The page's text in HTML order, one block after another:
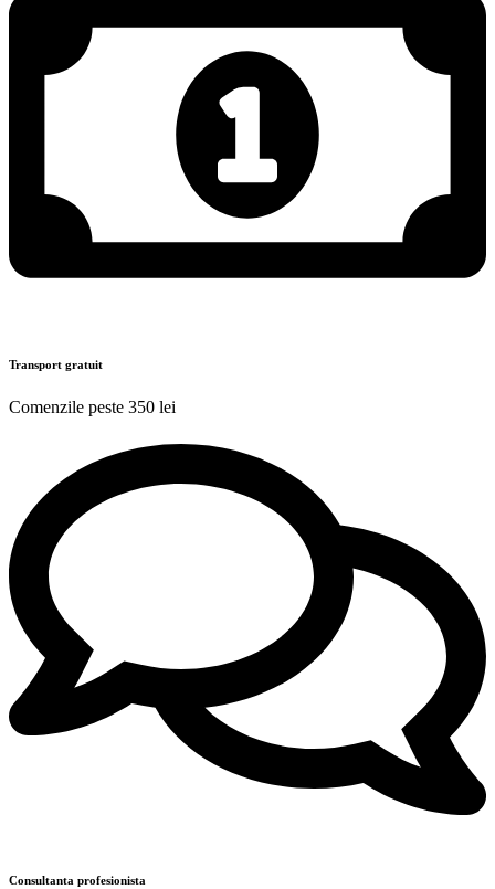
Transport gratuit
Comenzile peste 350 lei
Consultanta profesionista